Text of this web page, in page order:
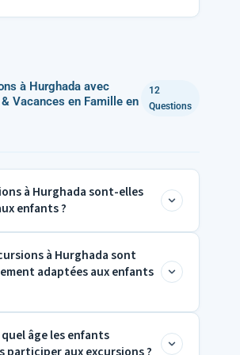
Voyages à l’avance pour
meilleurs prix et disponibilités.
à Hurghada avec
Vacances en Famille en
12
Questions
à Hurghada sont-elles
enfants ?
excursions à
en Égypte de Memnon
à Hurghada sont
adaptées aux enfants
les plus appréciées des
âge les enfants